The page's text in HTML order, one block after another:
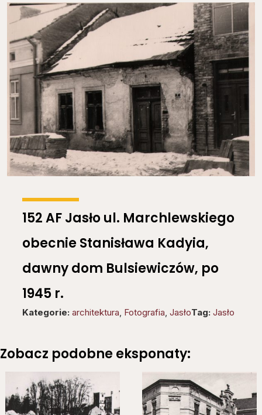
152 AF Jasło ul. Marchlewskiego
obecnie Stanisława Kadyia,
dawny dom Bulsiewiczów, po
1945 r.
Kategorie: architektura Fotografia JasłoTag: Jasło
Zobacz podobne eksponaty: